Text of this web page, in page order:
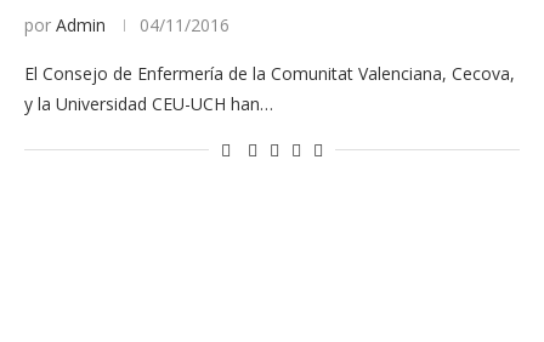
por Admin 04/11/2016
El Consejo de Enfermería de la Comunitat Valenciana, Cecova,
y la Universidad CEU-UCH han…